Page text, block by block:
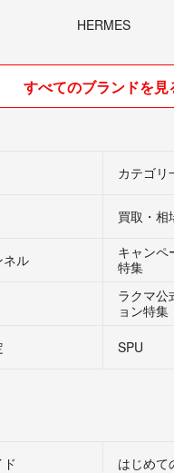
HERMES
すべてのブランドを見
カテゴリ
買取・相
ネル
キャンペ
特集
ラクマ公
ョン特集
SPU
はじめて